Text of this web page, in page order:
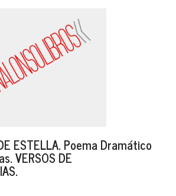
ESTELLA. Poema Dramático
VERSOS DE